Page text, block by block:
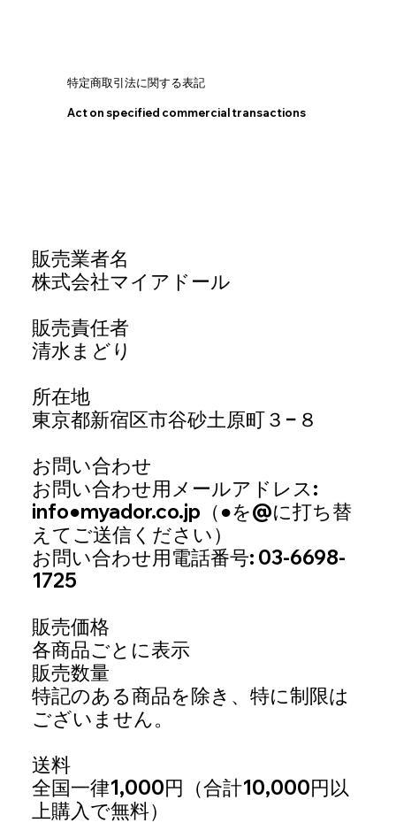
特定商取引法に関する表記
Act on specified commercial transactions
販売業者名
株式会社マイアドール
販売責任者
清水まどり
所在地
東京都新宿区市谷砂土原町３−８
お問い合わせ
お問い合わせ用メールアドレス:
info●myador.co.jp （●を@に打ち替
えてご送信ください）
お問い合わせ用電話番号: 03-6698-
1725
販売価格
各商品ごとに表示
販売数量
特記のある商品を除き、特に制限は
ございません。
送料
全国一律1,000円（合計10,000円以
上購入で無料）